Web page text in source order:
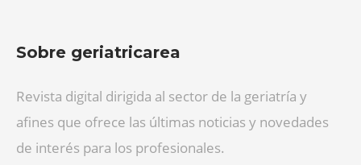
Sobre geriatricarea
Revista digital dirigida al sector de la geriatría y
afines que ofrece las últimas noticias y novedades
de interés para los profesionales.